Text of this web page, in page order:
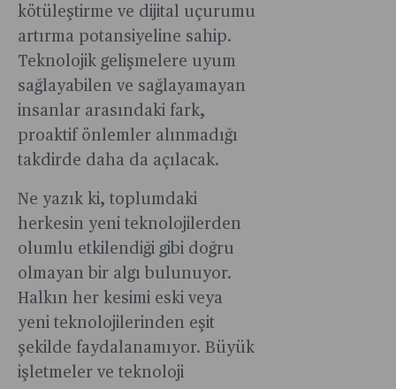
kötüleştirme ve dijital uçurumu
artırma potansiyeline sahip.
Teknolojik gelişmelere uyum
sağlayabilen ve sağlayamayan
insanlar arasındaki fark,
proaktif önlemler alınmadığı
takdirde daha da açılacak.
Ne yazık ki, toplumdaki
herkesin yeni teknolojilerden
olumlu etkilendiği gibi doğru
olmayan bir algı bulunuyor.
Halkın her kesimi eski veya
yeni teknolojilerinden eşit
şekilde faydalanamıyor. Büyük
işletmeler ve teknoloji